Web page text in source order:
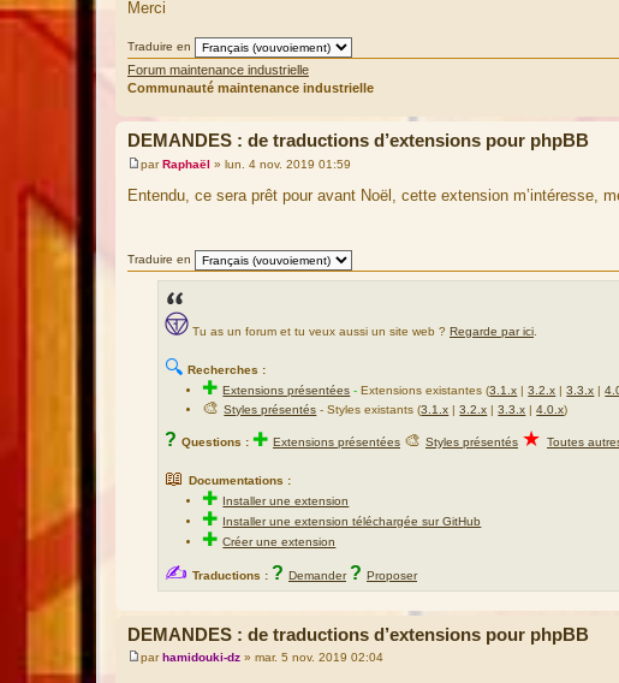
Merci
Traduire en
Forum maintenance industrielle
Communauté maintenance industrielle
DEMANDES : de traductions d’extensions pour phpBB
M
s
e
parRaphaël » lun. 4 nov. 2019 01:59
Entendu, ce sera prêt pour avant Noël, cette extension m’intéresse,
Traduire en
Tu as un forum et tu veux aussi un site web ? Regarde par ici
🔍 Recherches :
✚Extensions présentées -Extensions existantes (3.1.x |3.2.x |3.3.x |
🎨Styles présentés - Styles existants (3.1.x |3.2.x |3.3.x |4.0.x)
? Questions : ✚ Extensions présentées 🎨 Styles présentés ★ Toutes
📖 Documentations :
✚ Installer une extension
✚ Installer une extension téléchargée sur GitHub
✚Créer une extension
✍ Traductions : ? Demander ? Proposer
DEMANDES : de traductions d’extensions pour phpBB
par hamidouki-dz » mar. 5 nov. 2019 02:04